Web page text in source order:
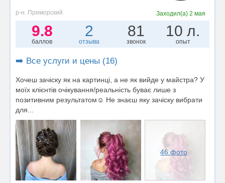
р-н. Приморский Заходил(а)2 мая
9.8
баллов
2
отзыва
81
звонок
10 л.
опыт
➡️ Все услуги и цены (16)
Хочеш зачіску як на картинці, а не як вийде у майстра? У
моїх клієнтів очікування/реальність буває лише з
позитивним результатом☺️ Не знаєш яку зачіску вибрати
для...
46 фото